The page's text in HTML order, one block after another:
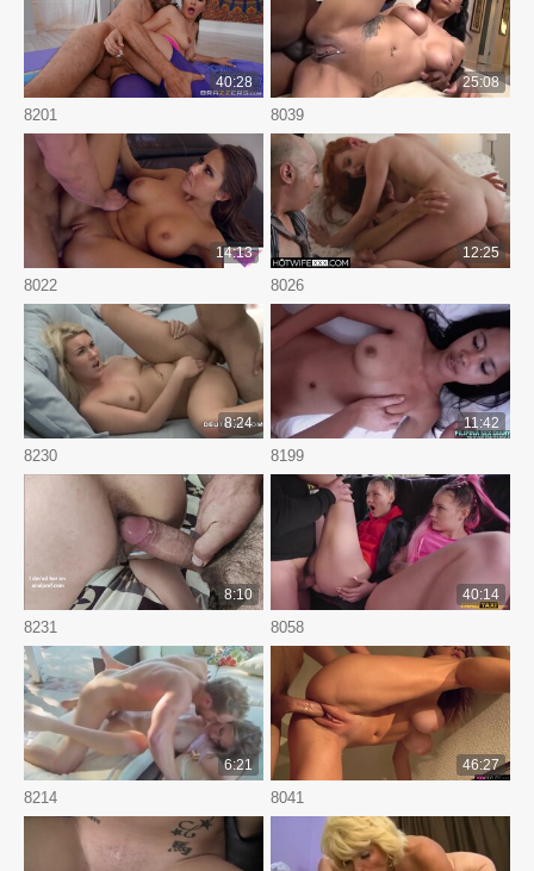
8201
40:28
8039
25:08
8022
14:13
8026
12:25
8230
8:24
8199
11:42
8231
8:10
8058
40:14
8214
6:21
8041
46:27